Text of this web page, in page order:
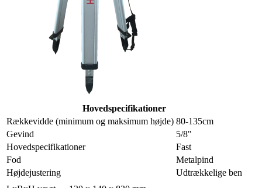
Hovedspecifikationer
Rækkevidde (minimum og maksimum højde) 80-135cm
Gevind
5/8"
Hovedspecifikationer
Fast
Fod
Metalpind
Højdejustering
Udtrækkelige ben